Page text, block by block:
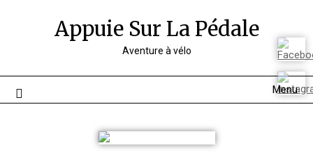
Appuie Sur La Pédale
Aventure à vélo
Menu